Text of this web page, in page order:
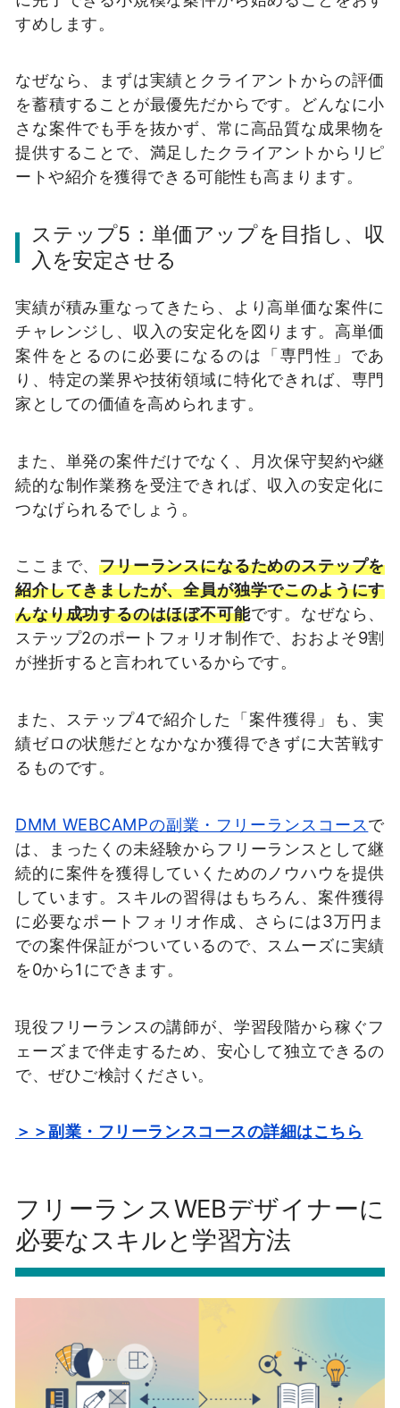
すめします。
なぜなら、まずは実績とクライアントからの評価
を蓄積することが最優先だからです。どんなに小
さな案件でも手を抜かず、常に高品質な成果物を
提供することで、満足したクライアントからリピ
ートや紹介を獲得できる可能性も高まります。
ステップ5：単価アップを目指し、収
入を安定させる
実績が積み重なってきたら、より高単価な案件に
チャレンジし、収入の安定化を図ります。高単価
案件をとるのに必要になるのは「専門性」であ
り、特定の業界や技術領域に特化できれば、専門
家としての価値を高められます。
また、単発の案件だけでなく、月次保守契約や継
続的な制作業務を受注できれば、収入の安定化に
つなげられるでしょう。
ここまで、フリーランスになるためのステップを
紹介してきましたが、全員が独学でこのようにす
んなり成功するのはほぼ不可能です。なぜなら、
ステップ2のポートフォリオ制作で、おおよそ9割
が挫折すると言われているからです。
また、ステップ4で紹介した「案件獲得」も、実
績ゼロの状態だとなかなか獲得できずに大苦戦す
るものです。
DMM WEBCAMPの副業・フリーランスコースで
は、まったくの未経験からフリーランスとして継
続的に案件を獲得していくためのノウハウを提供
しています。スキルの習得はもちろん、案件獲得
に必要なポートフォリオ作成、さらには3万円ま
での案件保証がついているので、スムーズに実績
を0から1にできます。
現役フリーランスの講師が、学習段階から稼ぐフ
ェーズまで伴走するため、安心して独立できるの
で、ぜひご検討ください。
＞＞副業・フリーランスコースの詳細はこちら
フリーランスWEBデザイナーに
必要なスキルと学習方法